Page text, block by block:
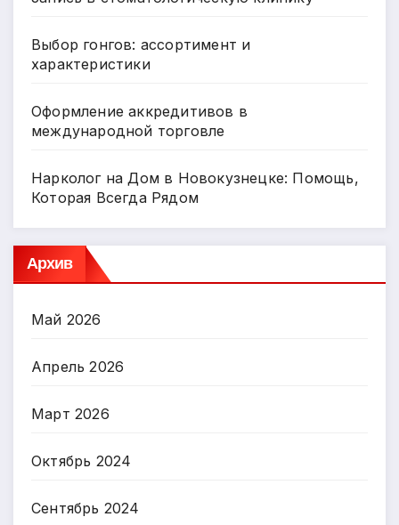
Выбор гонгов: ассортимент и
характеристики
Оформление аккредитивов в
международной торговле
Нарколог на Дом в Новокузнецке: Помощь,
Которая Всегда Рядом
Архив
Май 2026
Апрель 2026
Март 2026
Октябрь 2024
Сентябрь 2024